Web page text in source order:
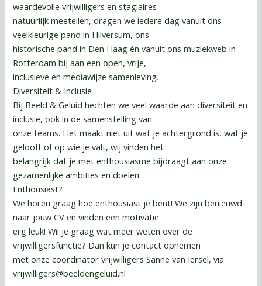
waardevolle vrijwilligers en stagiaires
natuurlijk meetellen, dragen we iedere dag vanuit ons
veelkleurige pand in Hilversum, ons
historische pand in Den Haag én vanuit ons muziekweb in
Rotterdam bij aan een open, vrije,
inclusieve en mediawijze samenleving.
Diversiteit & Inclusie
Bij Beeld & Geluid hechten we veel waarde aan diversiteit en
inclusie, ook in de samenstelling van
onze teams. Het maakt niet uit wat je achtergrond is, wat je
gelooft of op wie je valt, wij vinden het
belangrijk dat je met enthousiasme bijdraagt aan onze
gezamenlijke ambities en doelen.
Enthousiast?
We horen graag hoe enthousiast je bent! We zijn benieuwd
naar jouw CV en vinden een motivatie
erg leuk! Wil je graag wat meer weten over de
vrijwilligersfunctie? Dan kun je contact opnemen
met onze coördinator vrijwilligers Sanne van Iersel, via
vrijwilligers@beeldengeluid.nl